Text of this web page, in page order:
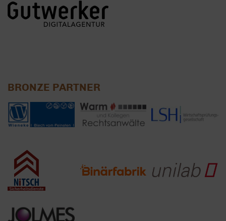
BRONZE PARTNER